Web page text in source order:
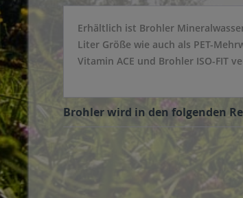
Erhältlich ist Brohler
Liter Größe wie auch als PET-
Vitamin ACE und Brohler ISO-FIT
Brohler wird in den folgenden